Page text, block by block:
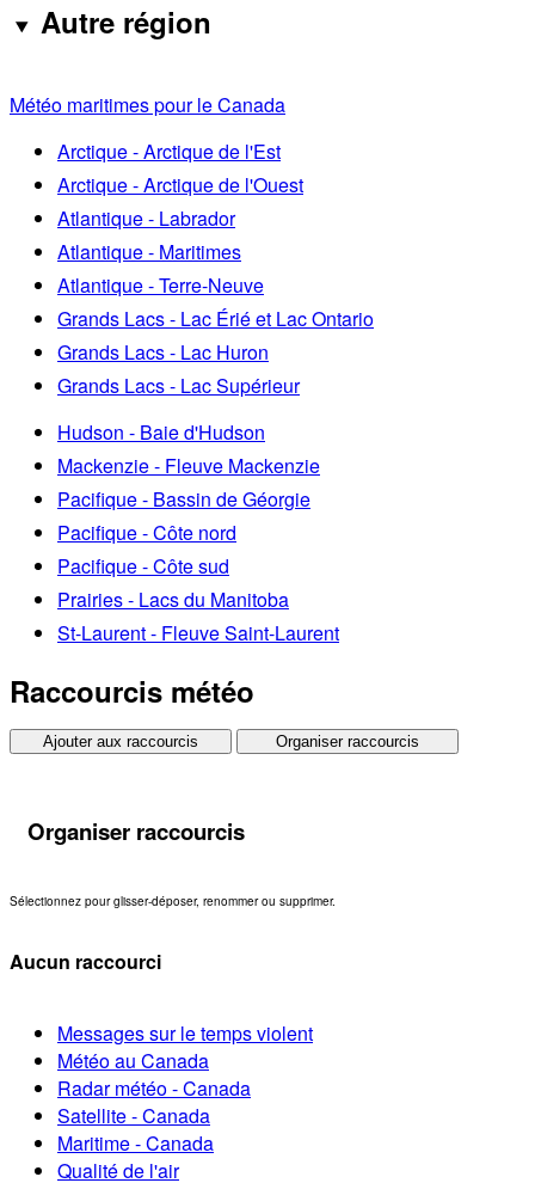
Autre région
Météo maritimes pour le Canada
Arctique - Arctique de l'Est
Arctique - Arctique de l'Ouest
Atlantique - Labrador
Atlantique - Maritimes
Atlantique - Terre-Neuve
Grands Lacs - Lac Érié et Lac Ontario
Grands Lacs - Lac Huron
Grands Lacs - Lac Supérieur
Hudson - Baie d'Hudson
Mackenzie - Fleuve Mackenzie
Pacifique - Bassin de Géorgie
Pacifique - Côte nord
Pacifique - Côte sud
Prairies - Lacs du Manitoba
St-Laurent - Fleuve Saint-Laurent
Raccourcis météo
Ajouter aux raccourcis Organiser raccourcis
Organiser raccourcis
Sélectionnez pour glisser-déposer, renommer ou supprimer.
Aucun raccourci
Messages sur le temps violent
Météo au Canada
Radar météo - Canada
Satellite - Canada
Maritime - Canada
Qualité de l'air